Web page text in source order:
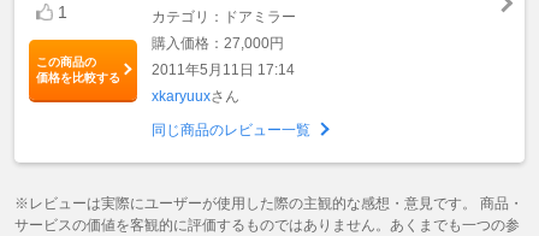
1
この商品の
価格を比較する
カテゴリ：ドアミラー
購入価格：27,000円
2011年5月11日 17:14
xkaryuuxさん
同じ商品のレビュー一覧
※レビューは実際にユーザーが使用した際の主観的な感想・意見です。 商品・
サービスの価値を客観的に評価するものではありません。あくまでも一つの参